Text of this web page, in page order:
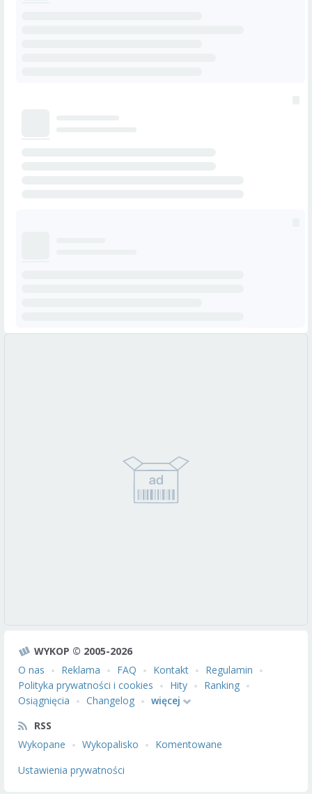
WYKOP © 2005-2026
O nas
Reklama FAQ Kontakt
Regulamin
Polityka prywatności i cookies
Hity
Ranking
Osiągnięcia
Changelog
więcej
RSS
Wykopane
Wykopalisko
Komentowane
Ustawienia prywatności